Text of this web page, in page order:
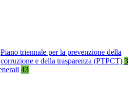
Piano triennale per la prevenzione della
corruzione e della trasparenza (PTPCT) 3
43